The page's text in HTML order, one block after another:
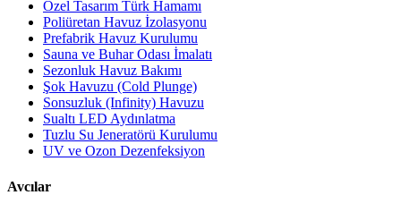
Özel Tasarım Türk Hamamı
Poliüretan Havuz İzolasyonu
Prefabrik Havuz Kurulumu
Sauna ve Buhar Odası İmalatı
Sezonluk Havuz Bakımı
Şok Havuzu (Cold Plunge)
Sonsuzluk (Infinity) Havuzu
Sualtı LED Aydınlatma
Tuzlu Su Jeneratörü Kurulumu
UV ve Ozon Dezenfeksiyon
Avcılar